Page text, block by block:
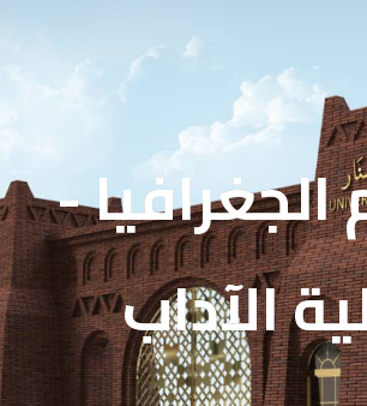
-
الآداب